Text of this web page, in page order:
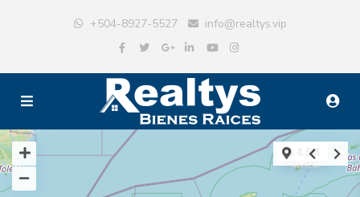
+504-8927-5527 info@realtys.vip
$ 4.5M